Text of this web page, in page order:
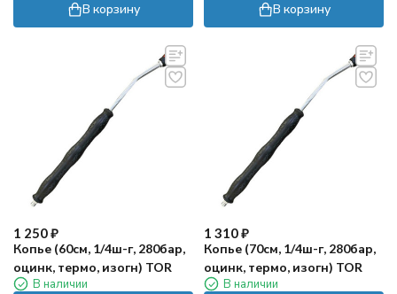
В корзину В корзину
1 250₽
Копье (60см, 1/4ш-г, 280бар,
оцинк, термо, изогн) TOR
В наличии
1 310₽
Копье (70см, 1/4ш-г, 280бар,
оцинк, термо, изогн) TOR
В наличии